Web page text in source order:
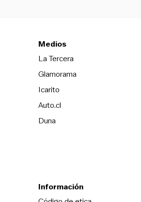
Medios
La TerceraOpens in new
Glamorama
Icarito
Auto.cl
DunaOpens in new window
Información